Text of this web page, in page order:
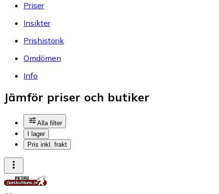
Priser
Insikter
Prishistorik
Omdömen
Info
Jämför priser och butiker
Alla filter
I lager
Pris inkl. frakt